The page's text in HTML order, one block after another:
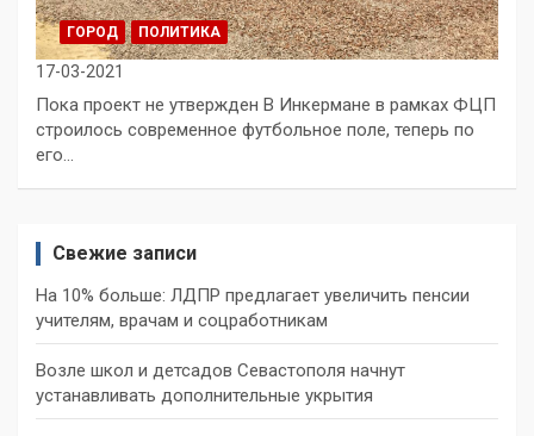
ГОРОД ПОЛИТИКА
17-03-2021
Пока проект не утвержден В Инкермане в рамках ФЦП
строилось современное футбольное поле, теперь по
его…
Свежие записи
На 10% больше: ЛДПР предлагает увеличить пенсии
учителям, врачам и соцработникам
Возле школ и детсадов Севастополя начнут
устанавливать дополнительные укрытия